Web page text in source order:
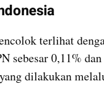
terlihat
sebesar 0,11%
dilakukan